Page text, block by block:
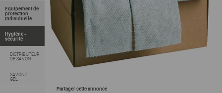
Equipement de
protection
individuelle
Hygiène -
sécurité
DISTRIBUTEUR
DE SAVON
SAVON /
GEL
Partager cette annonce